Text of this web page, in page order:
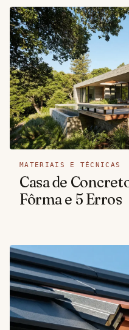
MATERIAIS E TÉCNICAS
Casa de
Fôrma e 5 Erros